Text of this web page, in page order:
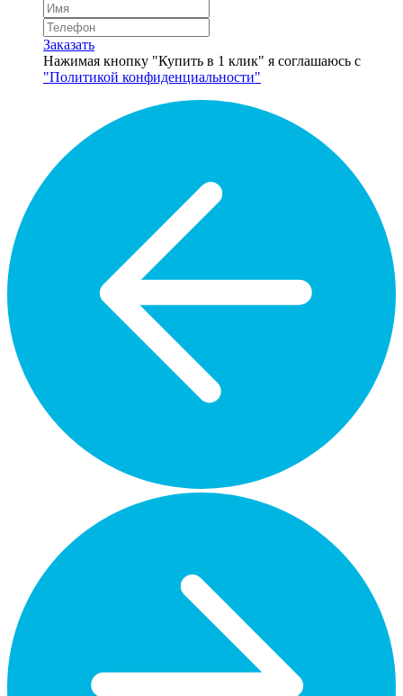
Заказать
Нажимая кнопку "Купить в 1 клик" я соглашаюсь с
"Политикой конфиденциальности"